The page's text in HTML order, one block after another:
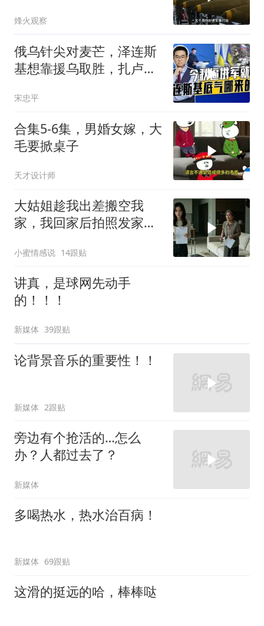
烽火观察
俄乌针尖对麦芒，泽连斯
基想靠援乌取胜，扎卢日
宋忠平
合集5-6集，男婚女嫁，大
毛要掀桌子
天才设计师
大姑姐趁我出差搬空我
家，我回家后拍照发家族
小蜜情感说 14跟贴
讲真，是球网先动手
的！！！
新媒体 39跟贴
论背景音乐的重要性！！
新媒体 2跟贴
旁边有个抢活的…怎么
办？人都过去了？
新媒体
多喝热水，热水治百病！
新媒体 69跟贴
这滑的挺远的哈，棒棒哒